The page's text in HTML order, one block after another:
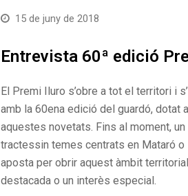
15 de juny de 2018
Entrevista 60ª edició
El Premi Iluro s’obre a tot el territori i
amb la 60ena edició del guardó, dotat
aquestes novetats. Fins al moment,
tractessin temes centrats en Mataró o
aposta per obrir aquest àmbit
destacada o un interès especial.